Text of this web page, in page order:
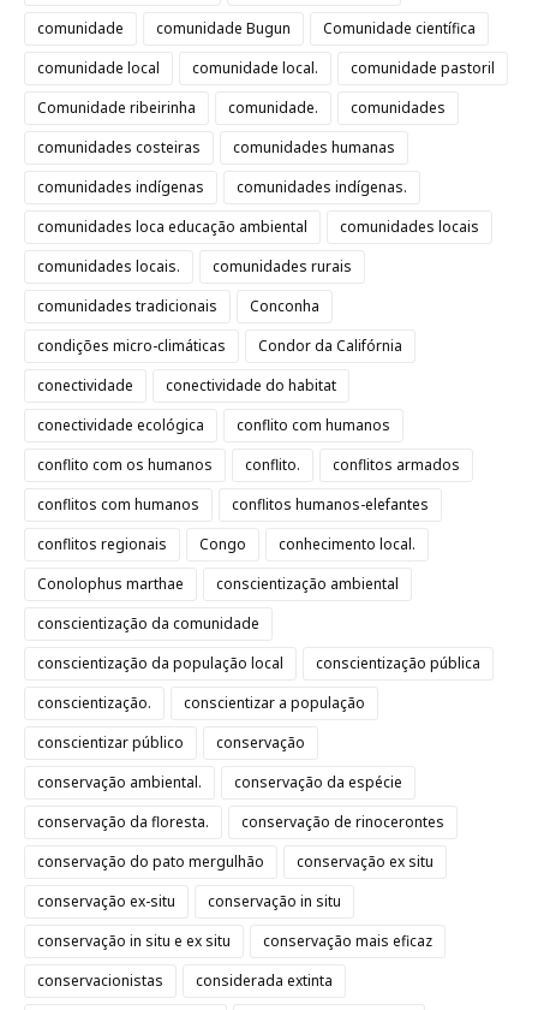
comunidade
comunidade Bugun
Comunidade científica
comunidade local
comunidade local.
comunidade pastoril
Comunidade ribeirinha
comunidade.
comunidades
comunidades costeiras
comunidades humanas
comunidades indígenas
comunidades indígenas.
comunidades loca educação ambiental
comunidades locais
comunidades locais.
comunidades rurais
comunidades tradicionais
Conconha
condições micro-climáticas
Condor da Califórnia
conectividade
conectividade do habitat
conectividade ecológica
conflito com humanos
conflito com os humanos
conflito.
conflitos armados
conflitos com humanos
conflitos humanos-elefantes
conflitos regionais
Congo
conhecimento local.
Conolophus marthae
conscientização ambiental
conscientização da comunidade
conscientização da população local
conscientização pública
conscientização.
conscientizar a população
conscientizar público
conservação
conservação ambiental.
conservação da espécie
conservação da floresta.
conservação de rinocerontes
conservação do pato mergulhão
conservação ex situ
conservação ex-situ
conservação in situ
conservação in situ e ex situ
conservação mais eficaz
conservacionistas
considerada extinta